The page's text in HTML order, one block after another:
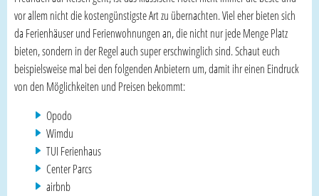
vor allem nicht die kostengünstigste Art zu übernachten. Viel eher bieten sich
da Ferienhäuser und Ferienwohnungen an, die nicht nur jede Menge Platz
bieten, sondern in der Regel auch super erschwinglich sind. Schaut euch
beispielsweise mal bei den folgenden Anbietern um, damit ihr einen Eindruck
von den Möglichkeiten und Preisen bekommt:
Opodo
Wimdu
TUI Ferienhaus
Center Parcs
airbnb